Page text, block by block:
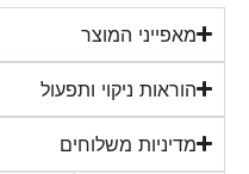
מאפייני המוצר
הוראות ניקוי ותפעול
מדיניות משלוחים